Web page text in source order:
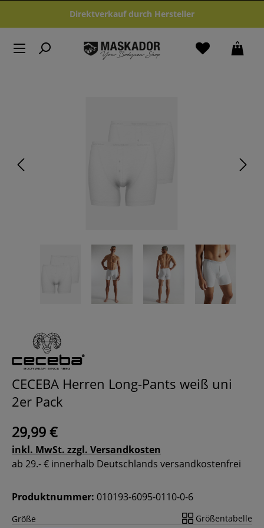
Zum Hauptinhalt springenDirektverkauf durch Hersteller
CECEBA Herren Long-Pants weiß uni
2er Pack
29,99 €
inkl. MwSt. zzgl. Versandkosten
ab 29.- € innerhalb Deutschlands versandkostenfrei
Produktnummer: 010193-6095-0110-0-6
Größe Größentabelle